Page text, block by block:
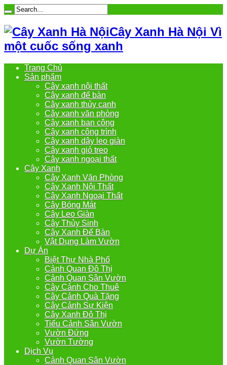
Cây Xanh Hà Nội Vì
một cuốc sống xanh
Trang Chủ
Sản phẩm
Cây xanh nội thất
Cây xanh để bàn
Cây xanh thủy canh
Cây xanh văn phòng
Cây xanh ban công
Cây xanh công trình
Cây xanh dây leo giàn
Cây xanh giỏ treo
Cây xanh ngoại thất
Cây Xanh
Cây Xanh Văn Phòng
Cây Xanh Nội Thất
Cây Xanh Ngoại Thất
Cây Bóng Mát
Cây Leo Giàn
Cây Thủy Sinh
Cây Xanh Để Bàn
Vật Dụng Làm Vườn
Dự Án
Biệt Thự Nhà Phố
Cảnh Quan Đô Thị
Cảnh Quan Sân Vườn
Cây Cảnh Cho Thuê
Cây Cảnh Quà Tặng
Cây Cảnh Sự Kiện
Cây Xanh Đô Thị
Tiểu Cảnh Sân Vườn
Vườn Đứng
Vườn Tường
Dịch Vụ
Cảnh Quan Sân Vườn